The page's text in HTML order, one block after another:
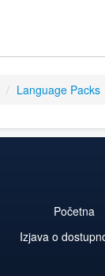
/ Language Packs
Početna
Izjava o